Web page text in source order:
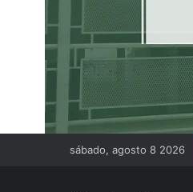
sábado, agosto 8 2026